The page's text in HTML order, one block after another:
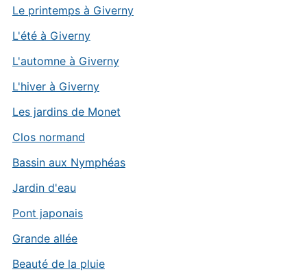
Le printemps à Giverny
L'été à Giverny
L'automne à Giverny
L'hiver à Giverny
Les jardins de Monet
Clos normand
Bassin aux Nymphéas
Jardin d'eau
Pont japonais
Grande allée
Beauté de la pluie